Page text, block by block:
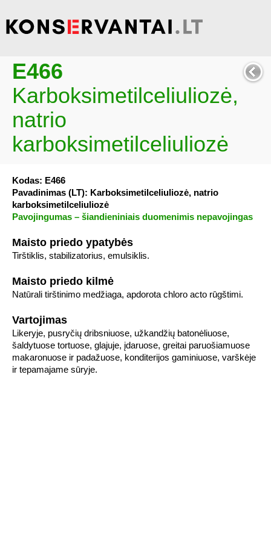
E466
Karboksimetilceliuliozė,
natrio
karboksimetilceliuliozė
Kodas: E466
Pavadinimas (LT): Karboksimetilceliuliozė, natrio
karboksimetilceliuliozė
Pavojingumas – šiandieniniais duomenimis nepavojingas
Maisto priedo ypatybės
Tirštiklis, stabilizatorius, emulsiklis.
Maisto priedo kilmė
Natūrali tirštinimo medžiaga, apdorota chloro acto rūgštimi.
Vartojimas
Likeryje, pusryčių dribsniuose, užkandžių batonėliuose,
šaldytuose tortuose, glajuje, įdaruose, greitai paruošiamuose
makaronuose ir padažuose, konditerijos gaminiuose, varškėje
ir tepamajame sūryje.